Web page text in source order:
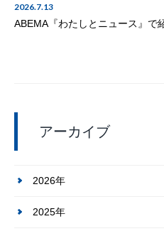
2026.7.13
ABEMA『わたしとニュース』で
アーカイブ
2026年
2025年